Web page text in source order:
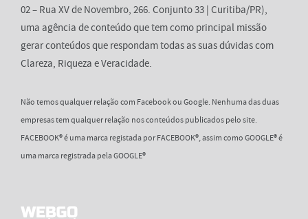
02 – Rua XV de Novembro, 266. Conjunto 33 | Curitiba/PR),
uma agência de conteúdo que tem como principal missão
gerar conteúdos que respondam todas as suas dúvidas com
Clareza, Riqueza e Veracidade.
Não temos qualquer relação com Facebook ou Google. Nenhuma das duas
empresas tem qualquer relação nos conteúdos publicados pelo site.
FACEBOOK® é uma marca registada por FACEBOOK®, assim como GOOGLE® é
uma marca registrada pela GOOGLE®